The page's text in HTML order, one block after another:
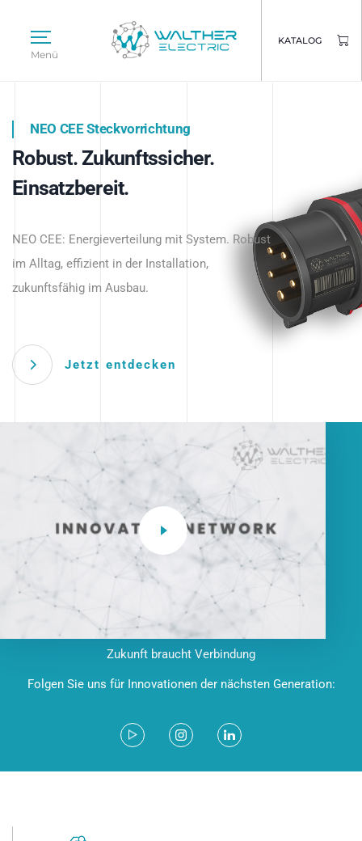
Menü
KATALOG
Intelligente Stromverteilung
beginnt hier.
NEO CEE Steckvorrichtung
Robust. Zukunftssicher.
Einsatzbereit.
NEO CEE: Energieverteilung mit System. Robust
im Alltag, effizient in der Installation,
zukunftsfähig im Ausbau.
Jetzt entdecken
Intelligenz trifft Energie.
Anwendungen – robust, IP-geschützt und
zukunftsfähig.
Zukunft braucht Verbindung
Folgen Sie uns für Innovationen der nächsten Generation: